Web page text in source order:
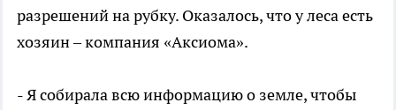
разрешений на рубку. Оказалось, что у леса есть
хозяин – компания «Аксиома».
- Я собирала всю информацию о земле, чтобы